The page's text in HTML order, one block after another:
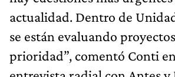
actualidad. Dentro de
se están evaluando
prioridad”, comentó Conti